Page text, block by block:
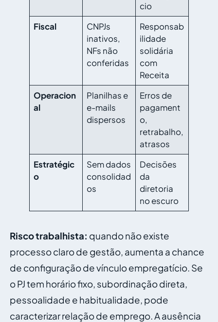
cio
Fiscal
CNPJs
inativos,
NFs não
conferidas
Responsab
ilidade
solidária
com
Receita
Operacion
al
Planilhas e
e-mails
dispersos
Erros de
pagament
o,
retrabalho,
atrasos
Estratégic
o
Sem dados
consolidad
os
Decisões
da
diretoria
no escuro
Risco trabalhista: quando não existe
processo claro de gestão, aumenta a chance
de configuração de vínculo empregatício. Se
o PJ tem horário fixo, subordinação direta,
pessoalidade e habitualidade, pode
caracterizar relação de emprego. A ausência